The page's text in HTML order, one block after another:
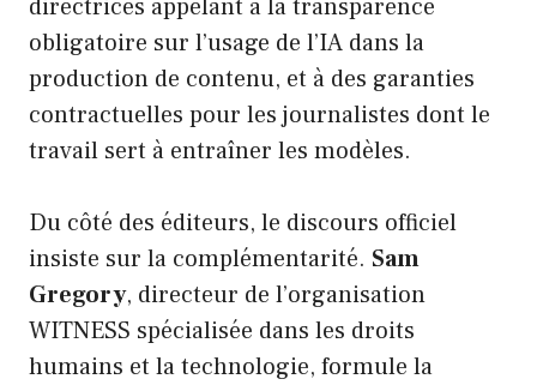
directrices appelant à la transparence
obligatoire sur l’usage de l’IA dans la
production de contenu, et à des garanties
contractuelles pour les journalistes dont le
travail sert à entraîner les modèles.
Du côté des éditeurs, le discours officiel
insiste sur la complémentarité. Sam
Gregory, directeur de l’organisation
WITNESS spécialisée dans les droits
humains et la technologie, formule la